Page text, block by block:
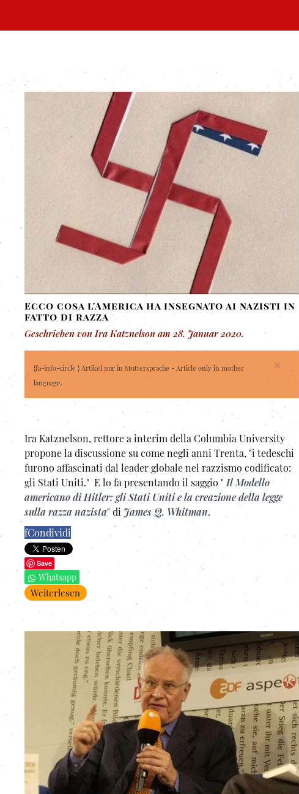
Ecco cosa l'America ha insegnato ai nazisti in
fatto di razza
Geschrieben von Ira Katznelson am28. Januar 2020.
×
{fa-info-circle } Artikel nur in Muttersprache - Article only in mother
language.
Ira Katznelson, rettore a interim della Columbia University
propone la discussione su come negli anni Trenta, "i tedeschi
furono affascinati dal leader globale nel razzismo codificato:
gli Stati Uniti." E lo fa presentando il saggio "Il Modello
americano di Hitler: gli Stati Uniti e la creazione della legge
sulla razza nazista" di James Q. Whitman.
fCondividi
Save
Whatsapp
Weiterlesen